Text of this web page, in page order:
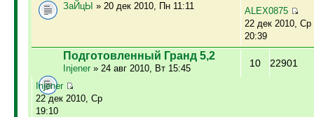
ЗаЙцЫ » 20 дек 2010, Пн 11:11
ALEX0875
22 дек 2010, Ср
20:39
Подготовленный Гранд 5,2
Injener» 24 авг 2010, Вт 15:45 10 22901
Injener
22 дек 2010, Ср
19:10